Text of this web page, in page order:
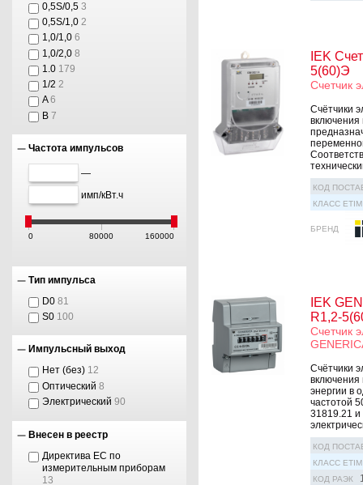
0,5S/0,5 3
0,5S/1,0 2
1,0/1,0 6
1,0/2,0 8
1.0 179
1/2 2
A6
B 7
Частота импульсов
—
имп/кВт.ч
0 80000 160000
Тип импульса
D0 81
S0 100
Импульсный выход
Нет (без) 12
Оптический 8
Электрический 90
Внесен в реестр
Директива ЕС по
измерительным приборам
13
IEK
5(60)Э
Счетчик
Счётчики
включения
КОД
КЛАСС ETIM
БРЕНД
IEK
R1,2-
Счетчик
Счётчики
включения
энергии в
частотой
31819.21 и
КОД
КЛАСС ETIM
КОД РАЭК